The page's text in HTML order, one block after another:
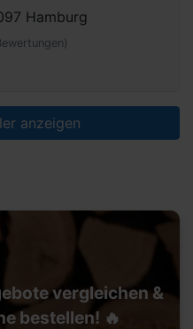
Hamburg
anzeigen
vergleichen &
bestellen! 🔥